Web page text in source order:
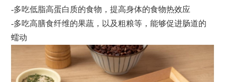
-多吃低脂高蛋白质的食物，提高身体的食物热效应
-多吃高膳食纤维的果蔬，以及粗粮等，能够促进肠道的
蠕动